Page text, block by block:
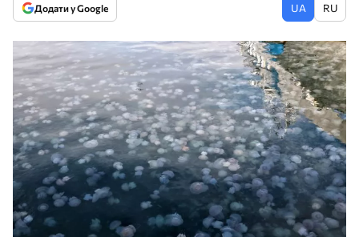
Додати у Google UA RU